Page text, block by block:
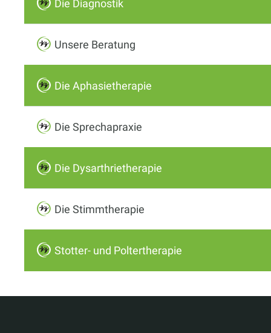
Die Diagnostik
Unsere Beratung
Die Aphasietherapie
Die Sprechapraxie
Die Dysarthrietherapie
Die Stimmtherapie
Stotter- und Poltertherapie